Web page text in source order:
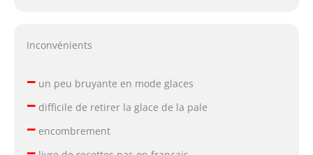
Inconvénients
–un peu bruyante en mode glaces
–difficile de retirer la glace de la pale
–encombrement